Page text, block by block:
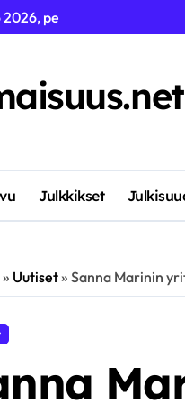
2026, pe
Julkkikset
» Uutiset» Sanna Marinin